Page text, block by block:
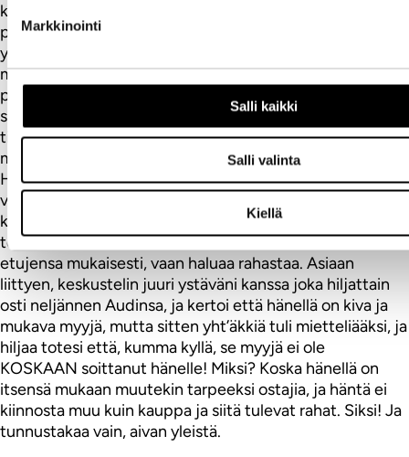
Markkinointi
Salli kaikki
Salli valinta
Kiellä
kaupunkien, kuntien välillä, niin samasta autosta voidaan
pyytää jopa KAKSINKERTAISTA HINTAA! Ymmärrän,
ymmärrän, moni jo ajattelee ja selvittää; pyytäähän voi
mitä vaan, eli mitäs nyt siinä on vikana? Ei siinä niinkuin
periaatteessa olekaan, vaan kysymys onkin miksi? No
siksi että se maalaisisäntä tai emäntä ei ole oikeastaan
tietoinen todellisesta hintatasosta, ja eivät ole
mitenkään kovin innostuneita siitä että lähtisivät
Helsinkiin asti ostamaan sitä Toyotaa tai muuta merkkiä,
vaan ostaisivat sen mieluimmin siltä paikalliselta. Ja se
kaveri ei todellakaan ole kiinnostunut kertomaan
tosiasioita asiakkailleen tai toimimaan heidän todellisten
etujensa mukaisesti, vaan haluaa rahastaa. Asiaan
liittyen, keskustelin juuri ystäväni kanssa joka hiljattain
osti neljännen Audinsa, ja kertoi että hänellä on kiva ja
mukava myyjä, mutta sitten yht’äkkiä tuli mietteliääksi, ja
hiljaa totesi että, kumma kyllä, se myyjä ei ole
KOSKAAN soittanut hänelle! Miksi? Koska hänellä on
itsensä mukaan muutekin tarpeeksi ostajia, ja häntä ei
kiinnosta muu kuin kauppa ja siitä tulevat rahat. Siksi! Ja
tunnustakaa vain, aivan yleistä.